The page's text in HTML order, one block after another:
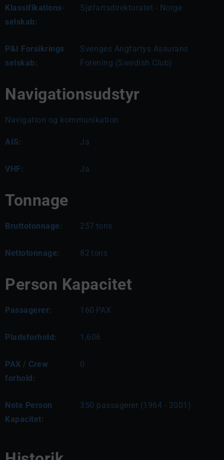
Klassifikations-
selskab:
Sjøfartsdirektoratet - Norge
P&I Forsikrings
selskab:
Sveriges Angfartys Assurans
Forening (Swedish Club)
Navigationsudstyr
Navigation og kommunikation
AIS: Ja
VHF: Ja
Tonnage
Bruttotonnage: 257 tons
Nettotonnage: 82 tons
Person Kapacitet
Passagerer: 160 PAX
Pladsforhold: 1,606
PAX / Crew
forhold:
0
Note Person
Kapacitet:
350 passagerer (1964 - 2001)